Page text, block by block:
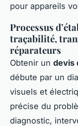
pour appareils
Processus
traçabilité,
réparateurs
Obtenir un devis
débute par un
visuels et
précise du
diagnostic,